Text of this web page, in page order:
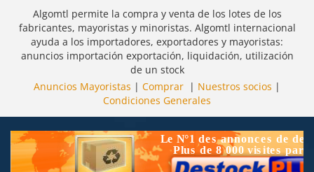
Algomtl permite la compra y venta de los lotes de los
fabricantes, mayoristas y minoristas. Algomtl internacional
ayuda a los importadores, exportadores y mayoristas:
anuncios importación exportación, liquidación, utilización
de un stock
Anuncios Mayoristas | Comprar | Nuestros socios |
Condiciones Generales